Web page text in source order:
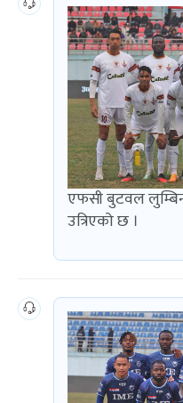
एफसी बुटवल
उत्रिएको छ ।